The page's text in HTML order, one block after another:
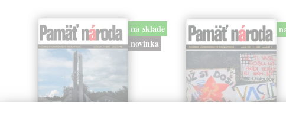
na sklade
novinka